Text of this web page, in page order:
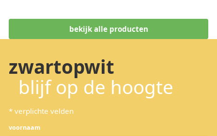
bekijk alle producten
zwartopwit
blijf op de hoogte
* verplichte velden
voornaam